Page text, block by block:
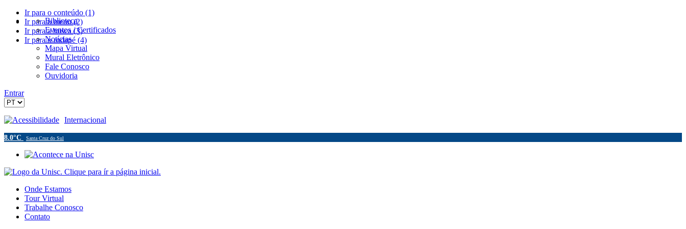
Ir para o conteúdo (1)
Ir para o menu (2)
Ir para a busca (3)
Ir para o rodapé (4)
Biblioteca
Eventos / Certificados
Notícias
Mapa Virtual
Mural Eletrônico
Fale Conosco
Ouvidoria
Entrar
Acessibilidade Internacional
8.0°C Santa Cruz do Sul
Onde Estamos
Tour Virtual
Trabalhe Conosco
Contato